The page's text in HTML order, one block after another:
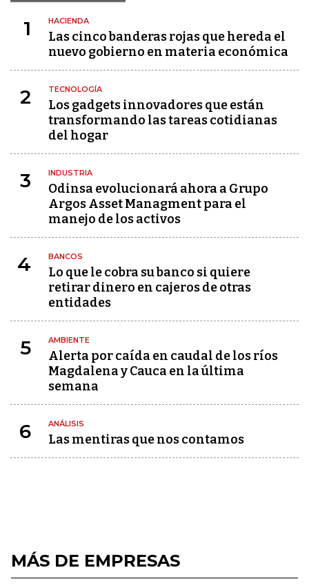
1 HACIENDA
Las cinco banderas rojas que hereda el
nuevo gobierno en materia económica
2 TECNOLOGÍA
Los gadgets innovadores que están
transformando las tareas cotidianas
del hogar
3 INDUSTRIA
Odinsa evolucionará ahora a Grupo
Argos Asset Managment para el
manejo de los activos
4 BANCOS
Lo que le cobra su banco si quiere
retirar dinero en cajeros de otras
entidades
5 AMBIENTE
Alerta por caída en caudal de los ríos
Magdalena y Cauca en la última
semana
6 ANÁLISIS
Las mentiras que nos contamos
MÁS DE EMPRESAS